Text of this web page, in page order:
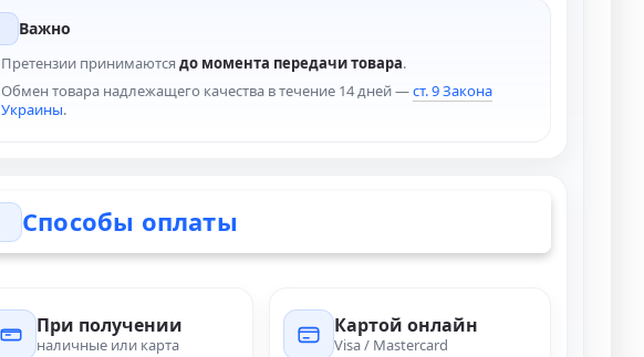
Важно
Претензии принимаются до момента передачи товара.
Обмен товара надлежащего качества в течение 14 дней —ст. 9 Закона
Украины.
Способы оплаты
При получении
наличные или карта
Картой онлайн
Visa / Mastercard